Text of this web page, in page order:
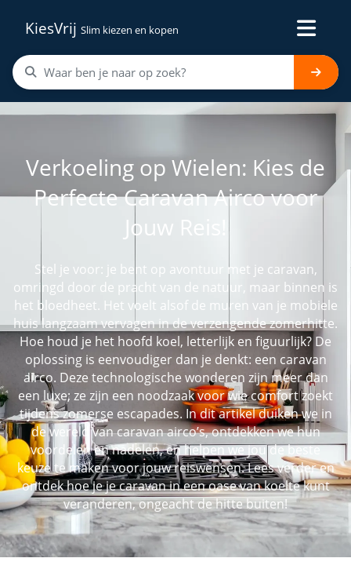
KiesVrij Slim kiezen en kopen
Verkoeling op Wielen: Kies de
Perfecte Caravan Airco voor
Jouw Reis!
Stel je voor: je bent op avontuur met je caravan,
omringd door de pracht van de natuur, maar binnen is
het bloedheet. Het voelt alsof de muren van je mobiele
huis langzaam vervagen in de verzengende zomerhitte.
Hoe houd je het hoofd koel, letterlijk en figuurlijk? De
oplossing is eenvoudiger dan je denkt: een caravan
airco. Deze technologische wonderen zijn meer dan
een luxe; ze zijn een noodzaak voor wie comfort zoekt
tijdens zomerse escapades. In dit artikel duiken we in
de wereld van caravan airco’s, ontdekken we hun
voordelen en nadelen, en helpen we jou de beste
keuze te maken voor jouw reiswensen. Lees verder en
ontdek hoe je je caravan in een oase van koelte kunt
veranderen, ongeacht de hitte buiten!